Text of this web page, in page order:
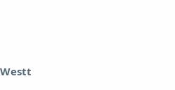
Westt